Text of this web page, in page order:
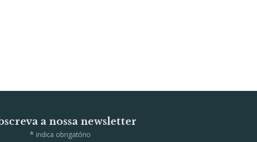
a nossa newsletter
* indica obrigatório